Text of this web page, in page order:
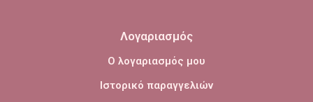
Λογαριασμός
Ο λογαριασμός μου
Ιστορικό παραγγελιών